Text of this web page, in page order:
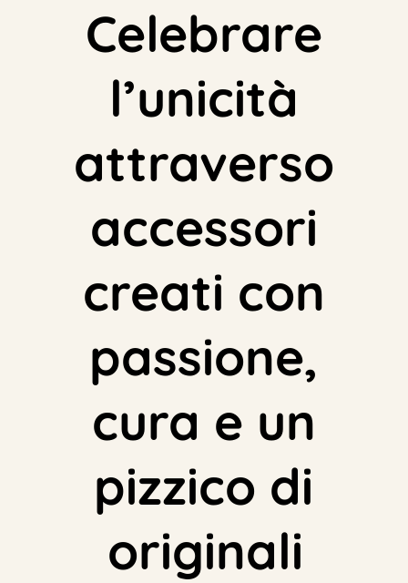
Celebrare
l’unicità
attraverso
accessori
creati con
passione,
cura e un
pizzico di
r i g ina